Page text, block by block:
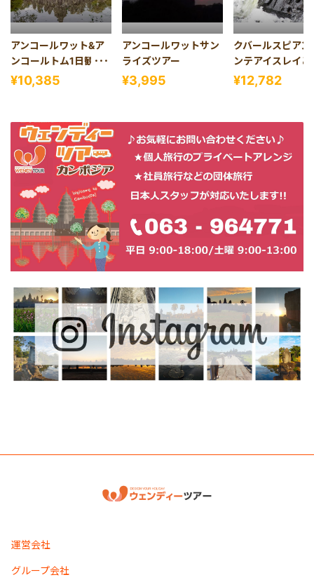
アンコールワット&ア
ンコールトム1日観光
(バケン山夕日、 昼食
付き)
¥10,385
アンコールワットサン
ライズツアー
¥3,995
クバールスピアン
ンテアイスレイと
メリア1日観光(昼
¥12,782
運営会社
グループ会社